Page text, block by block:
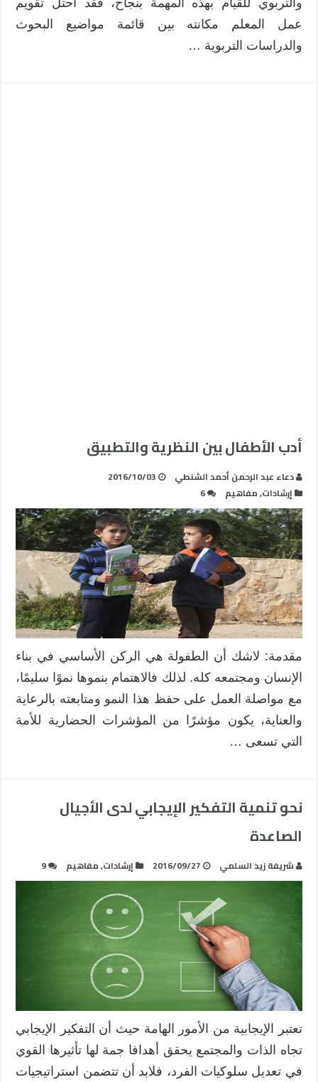
عمل المعلم مكانته بين قائمة مواضيع البحوث
والدراسات التربوية …
أدب الأطفال بين النظرية والتطبيق
دعاء عبد الرحمن أحمد الشنطي
2016/10/03
إرشادات,مفاهيم 6
مقدمة: لاشك أن الطفولة هي الركن الأساسي في بناء
الإنسان ومجتمعه كله. لذلك فالاهتمام بنموها نموًا سليمًا،
مع مواصلة العمل على حفظ هذا النمو ومتابعته بالرعاية
والعناية، يكون مؤشرًا من المؤشرات الحضارية للأمة
التي تسعى …
نحو تنمية التفكير الإيجابي لدى الأجيال
الصاعدة
شريفة زيد السلمي 2016/09/27 إرشادات,مفاهيم 9
تعتبر الإيجابية من الأمور الهامة حيث أن التفكير الإيجابي
تجاه الذات والمجتمع يحقق أهدافا جمة لها تأثيرها القوي
في تعديل سلوكيات الفرد، فلابد أن تتضمن استراتيجيات